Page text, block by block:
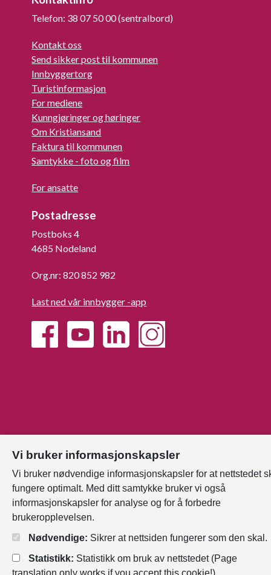
Telefon: 38 07 50 00 (sentralbord)
Kontakt oss
Send sikker post til kommunen
Innbyggertorg
Turistinformasjon
For mediene
Kunngjøringer og høringer
Om Kristiansand
Faktura til kommunen
Samtykke - foto og film
For ansatte
Postadresse
Postboks 4
4685 Nodeland
Org.nr: 820 852 982
Last ned vår innbygger -app
Personvernerklæring
informasjonskapsler
Tilgjengelighetserklæring
Vi bruker informasjonskapsler
Vi bruker nødvendige informasjonskapsler for at nettstedet
fungere optimalt. Med ditt samtykke bruker vi også
informasjonskapsler for analyse og for å forbedre
brukeropplevelsen.
Nødvendige: Sikrer at nettsiden fungerer som den skal.
Statistikk: Statistikk om bruk av nettstedet (Page
translation only works if you accept this cookie!)